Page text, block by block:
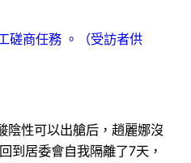
磋商任務 。（受訪者供
性可以出艙后，趙麗娜沒
到居委會自我隔離了7天，